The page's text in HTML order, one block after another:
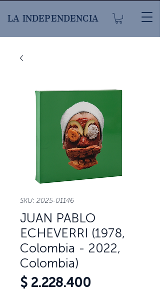
LA INDEPENDENCIA
SKU: 2025-01146
JUAN PABLO
ECHEVERRI (1978,
Colombia - 2022,
Colombia)
$ 2.228.400